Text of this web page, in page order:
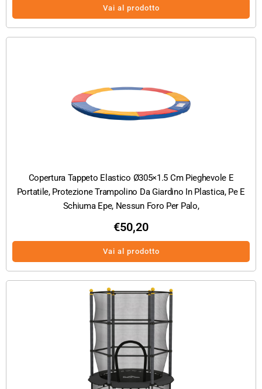
Vai al prodotto
Copertura Tappeto Elastico Ø305×1.5 Cm Pieghevole E
Portatile, Protezione Trampolino Da Giardino In Plastica, Pe E
Schiuma Epe, Nessun Foro Per Palo,
€50,20
Vai al prodotto